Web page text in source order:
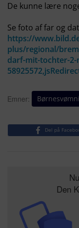
De kunne lære
Se foto af far og
https://
plus/regional/
darf-mit-tochter-
Emner:
Del på
Den